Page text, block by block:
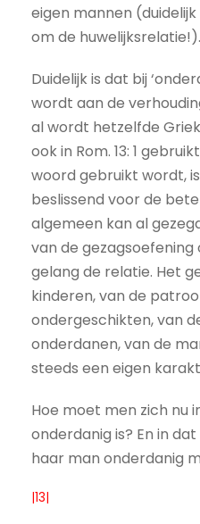
eigen mannen
om de huwelijksrelatie!).
Duidelijk is dat bij
wordt aan de
al wordt hetzelfde
ook in Rom. 13: 1
woord gebruikt wordt,
beslissend voor de
algemeen kan al
van de
gelang de relatie. Het
kinderen, van de
ondergeschikten, van
onderdanen, van de
steeds een eigen
Hoe moet men zich nu
onderdanig is? En in
haar man onderdanig
|13|